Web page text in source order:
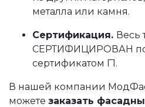
металла или камня.
Сертификация. Весь
СЕРТИФИЦИРОВАН
сертификатом Г1.
В нашей компании
можете заказать